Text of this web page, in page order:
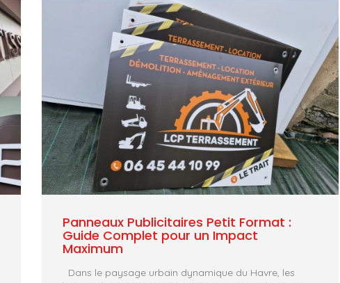
Panneaux Publicitaires Petit Format :
Guide Complet pour un Impact
Maximum
Dans le paysage urbain dynamique du Havre, les